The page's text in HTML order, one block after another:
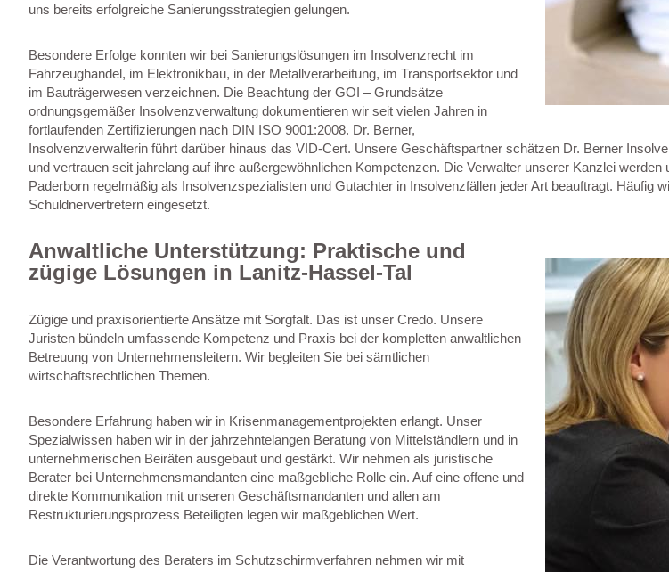
uns bereits erfolgreiche Sanierungsstrategien gelungen.
Besondere Erfolge konnten wir bei Sanierungslösungen im Insolvenzrecht im
Fahrzeughandel, im Elektronikbau, in der Metallverarbeitung, im Transportsektor und
im Bauträgerwesen verzeichnen. Die Beachtung der GOI – Grundsätze
ordnungsgemäßer Insolvenzverwaltung dokumentieren wir seit vielen Jahren in
fortlaufenden Zertifizierungen nach DIN ISO 9001:2008. Dr. Berner,
Insolvenzverwalterin führt darüber hinaus das VID-Cert. Unsere Geschäftspartner schätzen Dr. Berner
und vertrauen seit jahrelang auf ihre außergewöhnlichen Kompetenzen. Die Verwalter unserer Kanzlei
Paderborn regelmäßig als Insolvenzspezialisten und Gutachter in Insolvenzfällen jeder Art beauftragt. Häufig
Schuldnervertretern eingesetzt.
Anwaltliche Unterstützung: Praktische und
zügige Lösungen in Lanitz-Hassel-Tal
Zügige und praxisorientierte Ansätze mit Sorgfalt. Das ist unser Credo. Unsere
Juristen bündeln umfassende Kompetenz und Praxis bei der kompletten anwaltlichen
Betreuung von Unternehmensleitern. Wir begleiten Sie bei sämtlichen
wirtschaftsrechtlichen Themen.
Besondere Erfahrung haben wir in Krisenmanagementprojekten erlangt. Unser
Spezialwissen haben wir in der jahrzehntelangen Beratung von Mittelständlern und in
unternehmerischen Beiräten ausgebaut und gestärkt. Wir nehmen als juristische
Berater bei Unternehmensmandanten eine maßgebliche Rolle ein. Auf eine offene und
direkte Kommunikation mit unseren Geschäftsmandanten und allen am
Restrukturierungsprozess Beteiligten legen wir maßgeblichen Wert.
Die Verantwortung des Beraters im Schutzschirmverfahren nehmen wir mit